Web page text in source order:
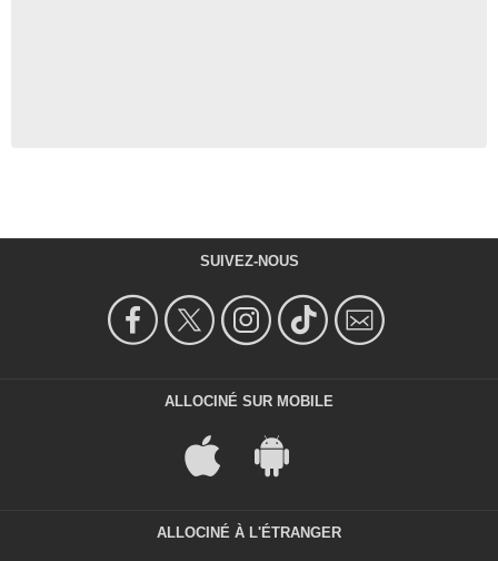
SUIVEZ-NOUS
ALLOCINÉ SUR MOBILE
ALLOCINÉ À L'ÉTRANGER